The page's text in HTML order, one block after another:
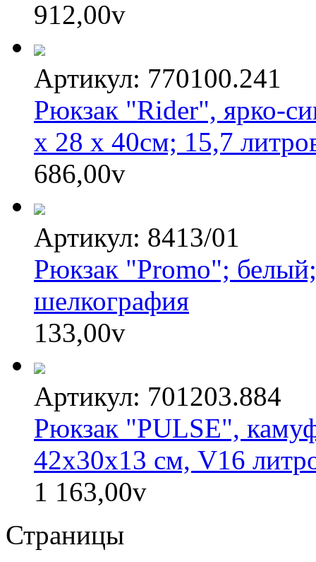
912,00v
Артикул: 770100.241
Рюкзак "Rider", ярко-
х 28 х 40см; 15,7
686,00v
Артикул: 8413/01
Рюкзак "Promo";
шелкография
133,00v
Артикул: 701203.884
Рюкзак "PULSE",
42х30х13 см, V16
1 163,00v
Страницы